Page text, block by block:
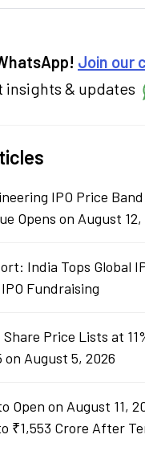
Join our
insights & updates
IPO Price
Opens on August 12,
India Tops Global
Fundraising
Price Lists at
on August 5, 2026
Open on August 11,
₹1,553 Crore After